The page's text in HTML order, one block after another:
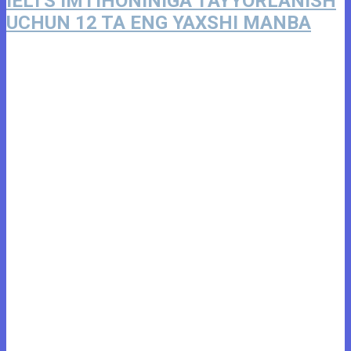
UCHUN 12 TA ENG YAXSHI MANBA